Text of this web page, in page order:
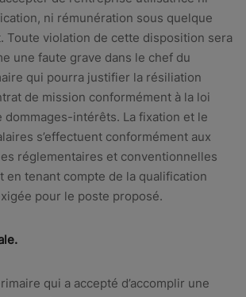
ni rémunération sous quelque
Toute violation de cette disposition sera
une faute grave dans le chef du
qui pourra justifier la résiliation
de mission conformément à la loi
dommages-intérêts. La fixation et le
s’effectuent conformément aux
réglementaires et conventionnelles
en tenant compte de la qualification
pour le poste proposé.
qui a accepté d’accomplir une